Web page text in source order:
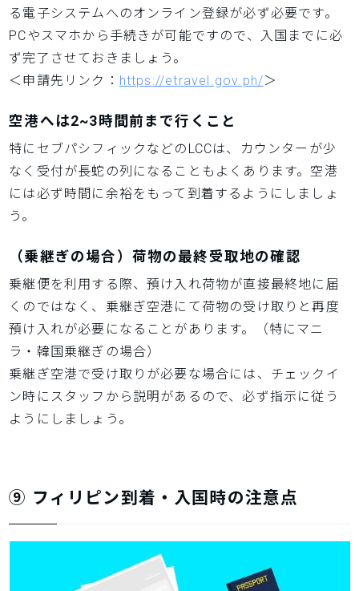
る電子システムへのオンライン登録が必ず必要です。
PCやスマホから手続きが可能ですので、入国までに必
ず完了させておきましょう。
＜申請先リンク： https://etravel.gov.ph/＞
空港へは2~3時間前まで行くこと
特にセブパシフィックなどのLCCは、カウンターが少
なく受付が長蛇の列になることもよくあります。空港
には必ず時間に余裕をもって到着するようにしましょ
う。
（乗継ぎの場合）荷物の最終受取地の確認
乗継便を利用する際、預け入れ荷物が直接最終地に届
くのではなく、乗継ぎ空港にて荷物の受け取りと再度
預け入れが必要になることがあります。（特にマニ
ラ・韓国乗継ぎの場合）
乗継ぎ空港で受け取りが必要な場合には、チェックイ
ン時にスタッフから説明があるので、必ず指示に従う
ようにしましょう。
⑨ フィリピン到着・入国時の注意点